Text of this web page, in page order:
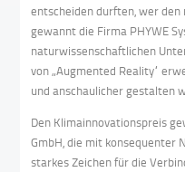
entscheiden durften, wer
gewannt die Firma PHYWE
naturwissenschaftlichen
von „Augmented Reality“
und anschaulicher gestalten
Den Klimainnovationspreis
GmbH, die mit konsequenter
starkes Zeichen für die